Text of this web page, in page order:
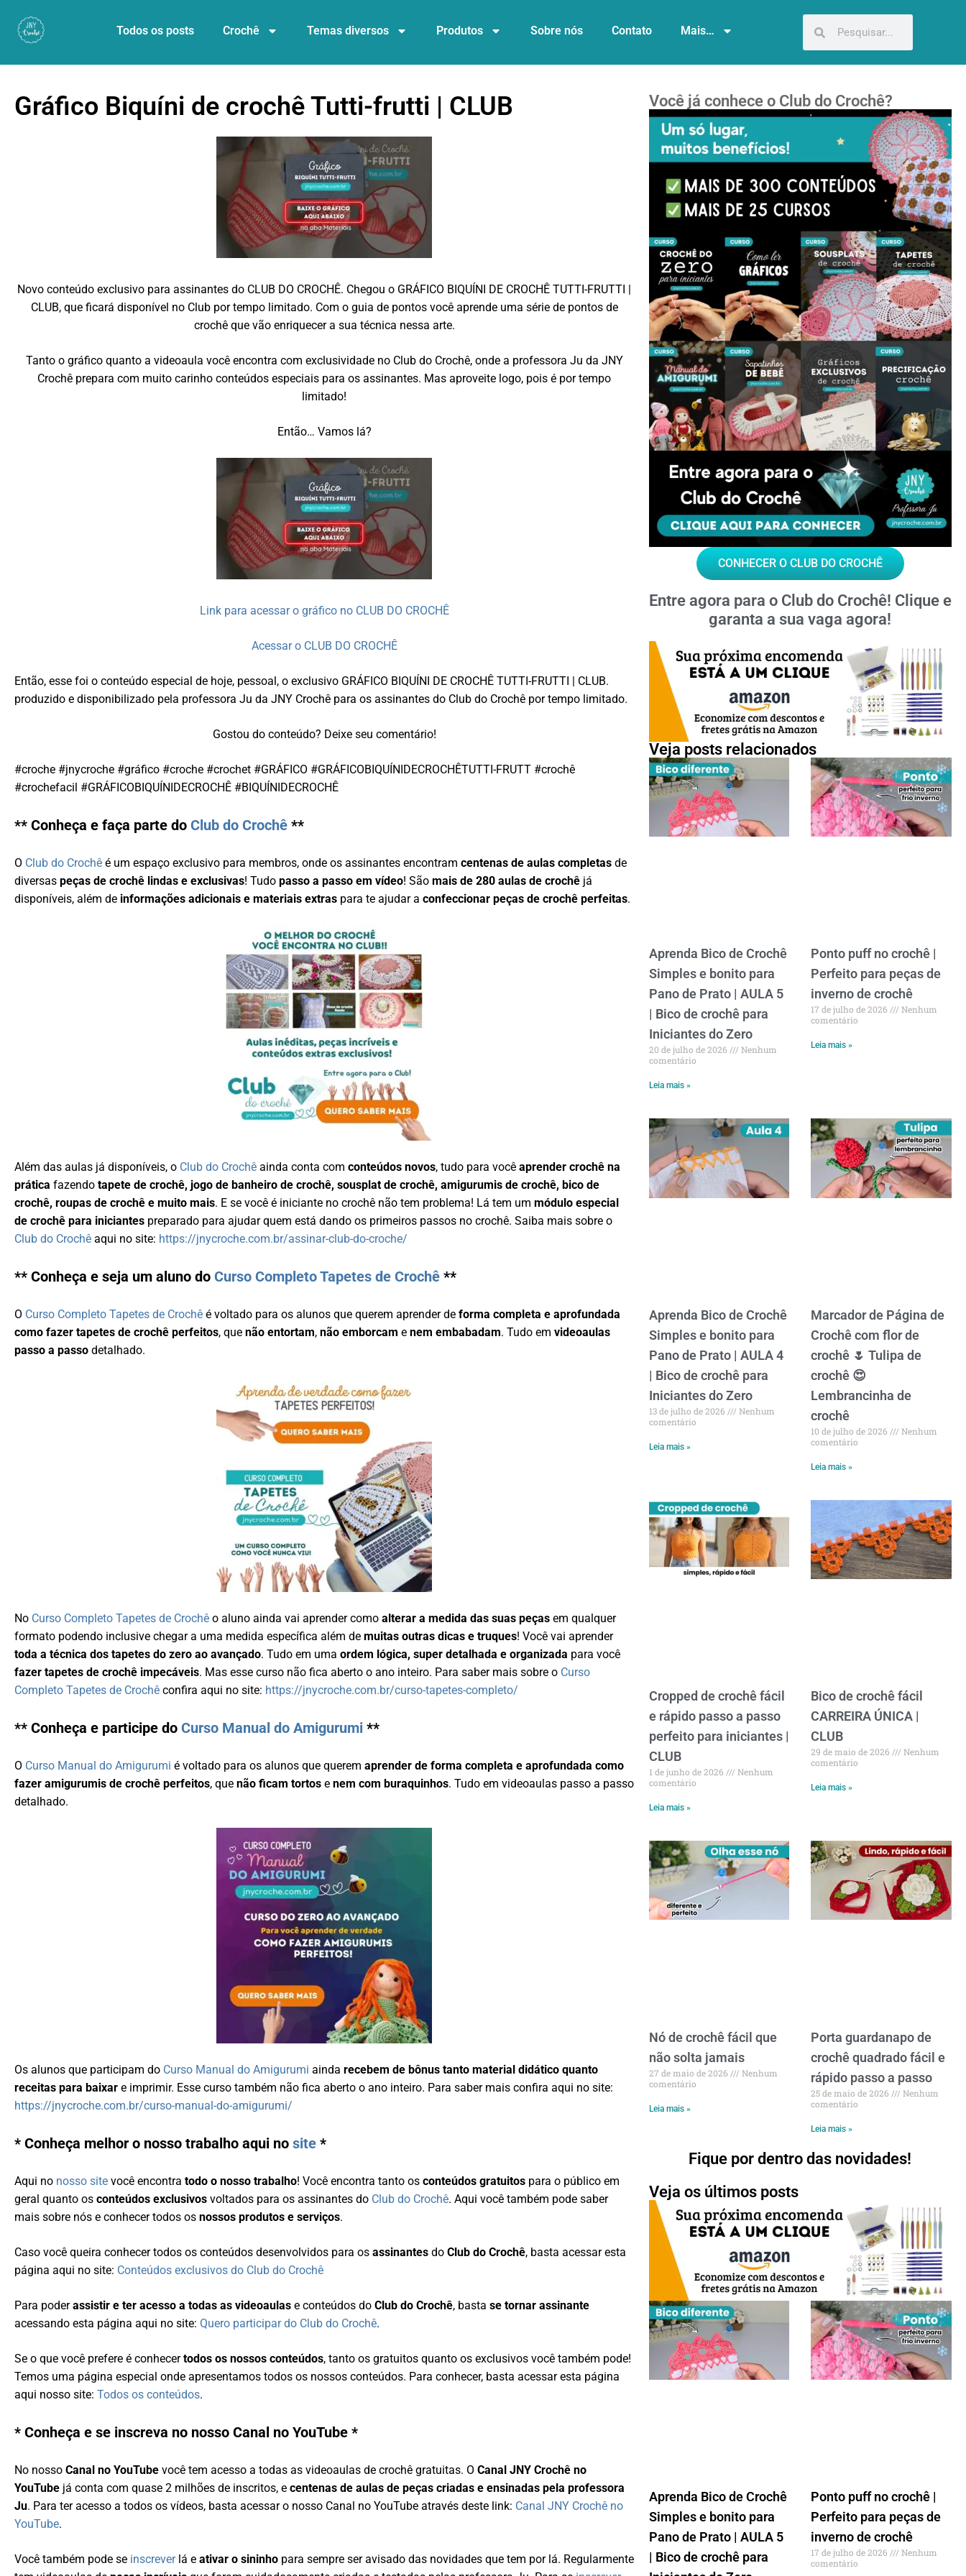
Todos os posts Crochê Temas diversos Produtos Sobre nós Contato Mais…
Você já conhece o Club do Crochê?
CONHECER O CLUB DO CROCHÊ
Entre agora para o Club do Crochê! Clique e
garanta a sua vaga agora!
Veja posts relacionados
Aprenda Bico de Crochê
Simples e bonito para
Pano de Prato | AULA 5
| Bico de crochê para
Iniciantes do Zero
20 de julho de 2026
Nenhum
comentário
Leia mais »
Ponto puff no crochê |
Perfeito para peças de
inverno de crochê
17 de julho de 2026
Nenhum
comentário
Leia mais »
Aprenda Bico de Crochê
Simples e bonito para
Pano de Prato | AULA 4
| Bico de crochê para
Iniciantes do Zero
13 de julho de 2026
Nenhum
comentário
Leia mais »
Marcador de Página de
Crochê com flor de
crochê 🌷 Tulipa de
crochê 😍
Lembrancinha de
crochê
10 de julho de 2026
Nenhum
comentário
Leia mais »
Cropped de crochê fácil
e rápido passo a passo
perfeito para iniciantes |
CLUB
1 de junho de 2026
Nenhum
comentário
Leia mais »
Bico de crochê fácil
CARREIRA ÚNICA |
CLUB
29 de maio de 2026
Nenhum
comentário
Leia mais »
Nó de crochê fácil que
não solta jamais
27 de maio de 2026
Nenhum
comentário
Leia mais »
Porta guardanapo de
crochê quadrado fácil e
rápido passo a passo
25 de maio de 2026
Nenhum
comentário
Leia mais »
Fique por dentro das novidades!
Veja os últimos posts
Aprenda Bico de Crochê
Simples e bonito para
Pano de Prato | AULA 5
| Bico de crochê para
Ponto puff no crochê |
Perfeito para peças de
inverno de crochê
17 de julho de 2026
Nenhum
comentário
Gráfico Biquíni de crochê Tutti-frutti | CLUB
Novo conteúdo exclusivo para assinantes do CLUB DO CROCHÊ. Chegou o GRÁFICO BIQUÍNI DE CROCHÊ TUTTI-FRUTTI |
CLUB, que ficará disponível no Club por tempo limitado. Com o guia de pontos você aprende uma série de pontos de
crochê que vão enriquecer a sua técnica nessa arte.
Tanto o gráfico quanto a videoaula você encontra com exclusividade no Club do Crochê, onde a professora Ju da JNY
Crochê prepara com muito carinho conteúdos especiais para os assinantes. Mas aproveite logo, pois é por tempo
limitado!
Então… Vamos lá?
Link para acessar o gráfico no CLUB DO CROCHÊ
Acessar o CLUB DO CROCHÊ
Então, esse foi o conteúdo especial de hoje, pessoal, o exclusivo GRÁFICO BIQUÍNI DE CROCHÊ TUTTI-FRUTTI | CLUB.
produzido e disponibilizado pela professora Ju da JNY Crochê para os assinantes do Club do Crochê por tempo limitado.
Gostou do conteúdo? Deixe seu comentário!
#croche #jnycroche #gráfico #croche #crochet #GRÁFICO #GRÁFICOBIQUÍNIDECROCHÊTUTTI-FRUTT #crochê
#crochefacil #GRÁFICOBIQUÍNIDECROCHÊ #BIQUÍNIDECROCHÊ
** Conheça e faça parte doClub do Crochê **
O Club do Crochê é um espaço exclusivo para membros, onde os assinantes encontramcentenas de aulas completas de
diversaspeças de crochê lindas e exclusivas! Tudopasso a passo em vídeo! Sãomais de 280 aulas de crochê já
disponíveis, além de informações adicionais e materiais extras para te ajudar aconfeccionar peças de crochê perfeitas.
Além das aulas já disponíveis, o Club do Crochê ainda conta comconteúdos novos, tudo para vocêaprender crochê na
prática fazendotapete de crochê, jogo de banheiro de crochê, sousplat de crochê, amigurumis de crochê, bico de
crochê, roupas de crochê e muito mais. E se você é iniciante no crochê não tem problema! Lá tem ummódulo especial
de crochê para iniciantes preparado para ajudar quem está dando os primeiros passos no crochê. Saiba mais sobre o
Club do Crochê aqui no site: https://jnycroche.com.br/assinar-club-do-croche/
** Conheça e seja um aluno doCurso Completo Tapetes de Crochê **
O Curso Completo Tapetes de Crochê é voltado para os alunos que querem aprender de forma completa e aprofundada
como fazer tapetes de crochê perfeitos, quenão entortam,não emborcam enem embabadam. Tudo emvideoaulas
passo a passo detalhado.
No Curso Completo Tapetes de Crochê o aluno ainda vai aprender comoalterar a medida das suas peças em qualquer
formato podendo inclusive chegar a uma medida específica além demuitas outras dicas e truques! Você vai aprender
toda a técnica dos tapetes do zero ao avançado. Tudo em umaordem lógica, super detalhada e organizada para você
fazer tapetes de crochê impecáveis. Mas esse curso não fica aberto o ano inteiro. Para saber mais sobre o Curso
Completo Tapetes de Crochê confira aqui no site: https://jnycroche.com.br/curso-tapetes-completo/
** Conheça e participe doCurso Manual do Amigurumi **
O Curso Manual do Amigurumi é voltado para os alunos que queremaprender de forma completa e aprofundada como
fazer amigurumis de crochê perfeitos, quenão ficam tortos enem com buraquinhos. Tudo em videoaulas passo a passo
detalhado.
Os alunos que participam do Curso Manual do Amigurumi aindarecebem de bônus tanto material didático quanto
receitas para baixar e imprimir. Esse curso também não fica aberto o ano inteiro. Para saber mais confira aqui no site:
https://jnycroche.com.br/curso-manual-do-amigurumi/
* Conheça melhor o nosso trabalho aqui nosite *
Aqui no nosso site você encontratodo o nosso trabalho! Você encontra tanto osconteúdos gratuitos para o público em
geral quanto osconteúdos exclusivos voltados para os assinantes do Club do Crochê. Aqui você também pode saber
mais sobre nós e conhecer todos osnossos produtos e serviços.
Caso você queira conhecer todos os conteúdos desenvolvidos para osassinantes doClub do Crochê, basta acessar esta
página aqui no site: Conteúdos exclusivos do Club do Crochê
Para poderassistir e ter acesso a todas as videoaulas e conteúdos doClub do Crochê, bastase tornar assinante
acessando esta página aqui no site:Quero participar do Club do Crochê.
Se o que você prefere é conhecertodos os nossos conteúdos, tanto os gratuitos quanto os exclusivos você também pode!
Temos uma página especial onde apresentamos todos os nossos conteúdos. Para conhecer, basta acessar esta página
aqui nosso site:Todos os conteúdos.
* Conheça e se inscreva no nosso Canal no YouTube *
No nossoCanal no YouTube você tem acesso a todas as videoaulas de crochê gratuitas. OCanal JNY Crochê no
YouTube já conta com quase 2 milhões de inscritos, ecentenas de aulas de peças criadas e ensinadas pela professora
Ju. Para ter acesso a todos os vídeos, basta acessar o nosso Canal no YouTube através deste link: Canal JNY Crochê no
YouTube.
Você também pode se inscreverlá e ativar o sininho para sempre ser avisado das novidades que tem por lá. Regularmente